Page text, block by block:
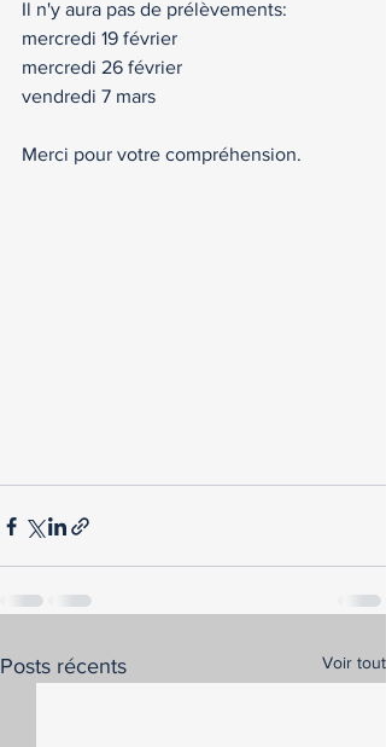
Il n'y aura pas de prélèvements:
mercredi 19 février
mercredi 26 février
vendredi 7 mars
Merci pour votre compréhension.
Posts récents Voir tout